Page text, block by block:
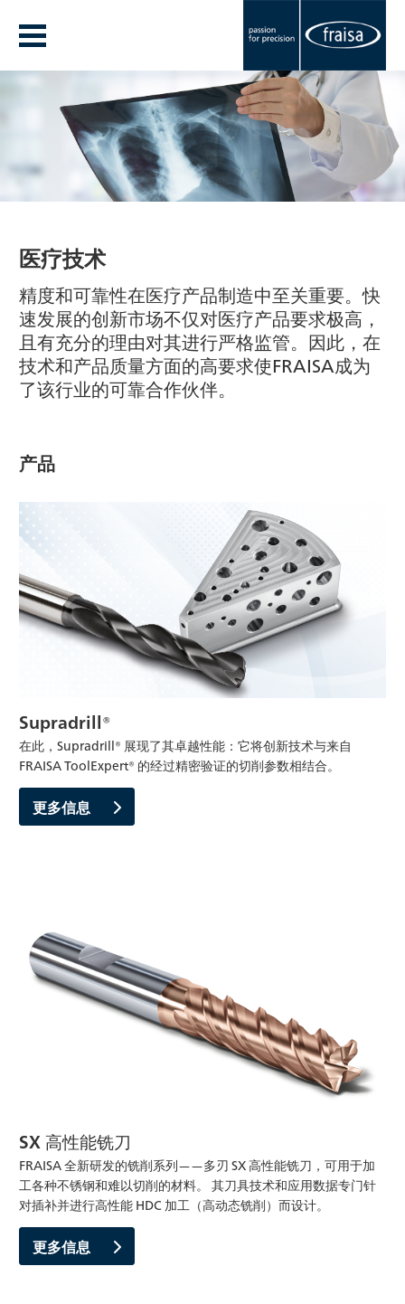
医疗技术
精度和可靠性在医疗产品制造中至关重要。快
速发展的创新市场不仅对医疗产品要求极高，
且有充分的理由对其进行严格监管。因此，在
技术和产品质量方面的高要求使FRAISA成为
了该行业的可靠合作伙伴。
产品
Supradrill®
在此，Supradrill® 展现了其卓越性能：它将创新技术与来自
FRAISA ToolExpert® 的经过精密验证的切削参数相结合。
更多信息
SX 高性能铣刀
FRAISA 全新研发的铣削系列——多刃 SX 高性能铣刀，可用于加
工各种不锈钢和难以切削的材料。 其刀具技术和应用数据专门针
对插补并进行高性能 HDC 加工（高动态铣削）而设计。
更多信息